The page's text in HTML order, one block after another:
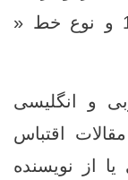
صفحه کمتر نباشد. اندازه قلم 14 و نوع خط «
و انگلیسی
اقتباس
از نویسنده